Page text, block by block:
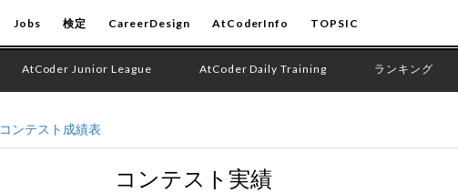
Jobs 検定 CareerDesign AtCoderInfo TOPSIC
AtCoder Junior League AtCoder Daily Training ランキング
コンテスト成績表
コンテスト実績